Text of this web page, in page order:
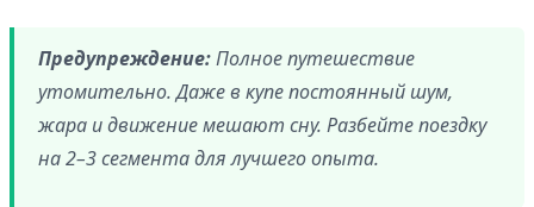
Предупреждение:Полное путешествие
утомительно. Даже в купе постоянный шум,
жара и движение мешают сну. Разбейте поездку
на 2–3 сегмента для лучшего опыта.